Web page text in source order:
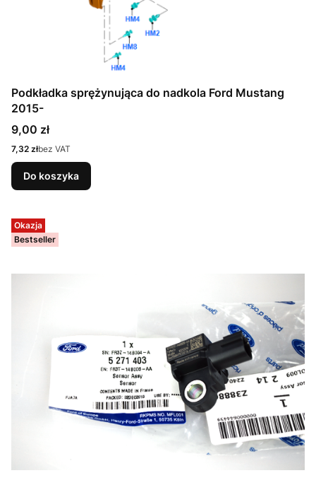
Podkładka sprężynująca do nadkola Ford Mustang
2015-
Cena
9,00 zł
Cena
7,32 złbez VAT
Do koszyka
Okazja
Bestseller